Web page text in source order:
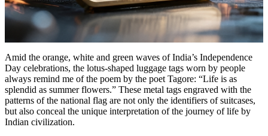
Amid the orange, white and green waves of India’s Independence
Day celebrations, the lotus-shaped luggage tags worn by people
always remind me of the poem by the poet Tagore: “Life is as
splendid as summer flowers.” These metal tags engraved with the
patterns of the national flag are not only the identifiers of suitcases,
but also conceal the unique interpretation of the journey of life by
Indian civilization.